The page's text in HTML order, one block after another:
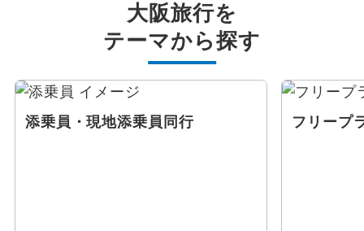
大阪旅行を
テーマから探す
添乗員・現地添乗員同行 フリープ